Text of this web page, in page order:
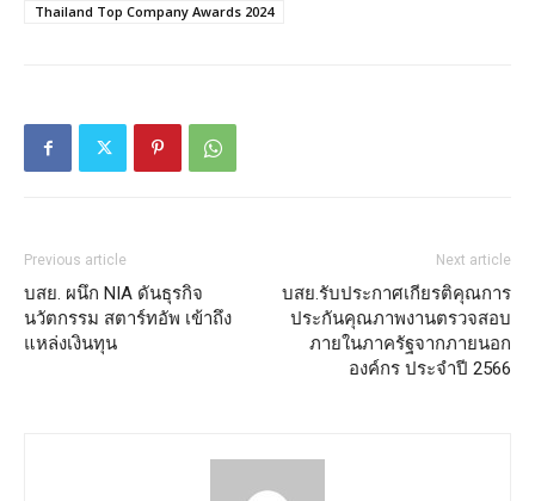
Thailand Top Company Awards 2024
Previous article
บสย. ผนึก NIA ดันธุรกิจ
นวัตกรรม สตาร์ทอัพ เข้าถึง
แหล่งเงินทุน
Next article
บสย.รับประกาศเกียรติคุณการ
ประกันคุณภาพงานตรวจสอบ
ภายในภาครัฐจากภายนอก
องค์กร ประจำปี 2566